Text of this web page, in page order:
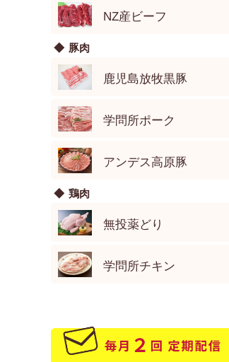
NZ産ビーフ
豚肉
鹿児島放牧黒豚
学問所ポーク
アンデス高原豚
鶏肉
無投薬どり
学問所チキン